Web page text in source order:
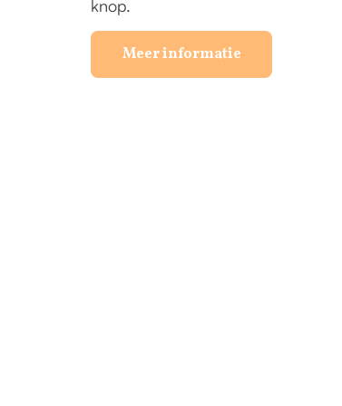
knop.
Meer informatie